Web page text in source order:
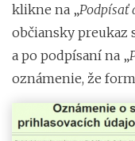
klikne na „Podpísať
občiansky preukaz
a po podpísaní na „
oznámenie, že